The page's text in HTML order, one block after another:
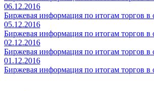
06.12.2016
Биржевая информация по итогам торгов
05.12.2016
Биржевая информация по итогам торгов
02.12.2016
Биржевая информация по итогам торгов
01.12.2016
Биржевая информация по итогам торгов